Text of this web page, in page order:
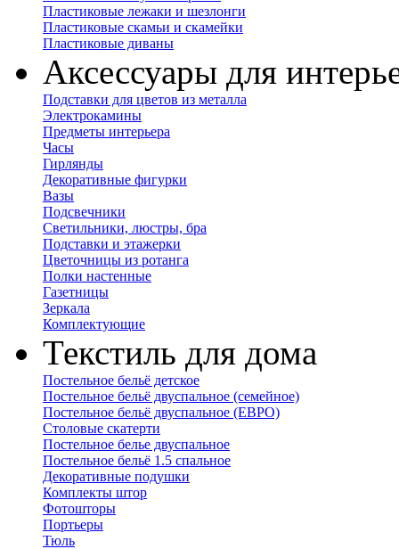
Пластиковые лежаки и шезлонги
Пластиковые скамьи и скамейки
Пластиковые диваны
Аксессуары для
Подставки для цветов из металла
Электрокамины
Предметы интерьера
Часы
Гирлянды
Декоративные фигурки
Вазы
Подсвечники
Светильники, люстры, бра
Подставки и этажерки
Цветочницы из ротанга
Полки настенные
Газетницы
Зеркала
Комплектующие
Текстиль для дома
Постельное бельё детское
Постельное бельё двуспальное (семейное)
Постельное бельё двуспальное (ЕВРО)
Столовые скатерти
Постельное белье двуспальное
Постельное бельё 1.5 спальное
Декоративные подушки
Комплекты штор
Фотошторы
Портьеры
Тюль